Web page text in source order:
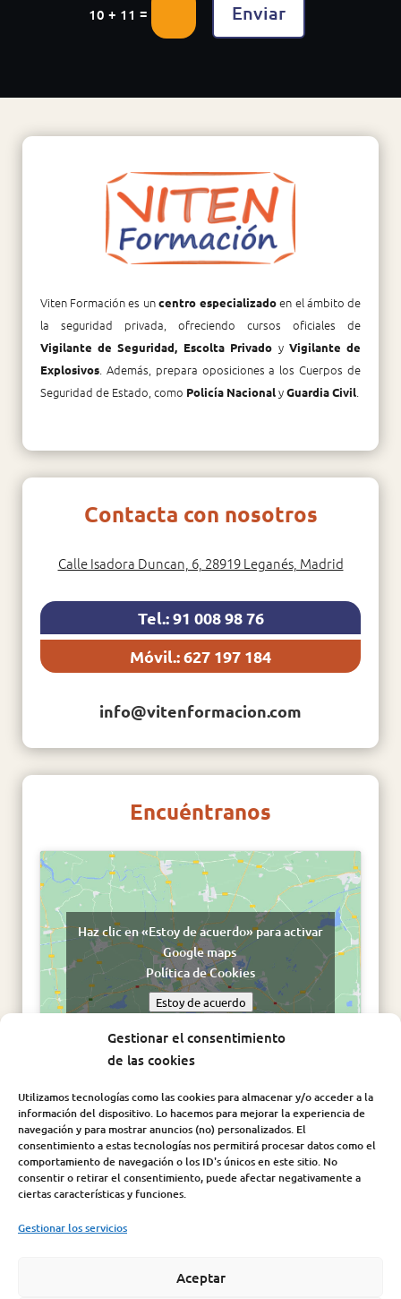
Gestionar el consentimiento
de las cookies
Utilizamos tecnologías como las cookies para almacenar y/o acceder a la
información del dispositivo. Lo hacemos para mejorar la experiencia de
navegación y para mostrar anuncios (no) personalizados. El
consentimiento a estas tecnologías nos permitirá procesar datos como el
comportamiento de navegación o los ID's únicos en este sitio. No
consentir o retirar el consentimiento, puede afectar negativamente a
ciertas características y funciones.
Gestionar los servicios
Aceptar
10 + 11 = Enviar
Viten Formación es uncentro especializadoen el ámbito de
la seguridad privada, ofreciendo cursos oficiales de
Vigilante de Seguridad, Escolta Privado yVigilante de
Explosivos. Además, prepara oposiciones a los Cuerpos de
Seguridad de Estado, como Policía NacionalyGuardia Civil.
Contacta con nosotros
Calle Isadora Duncan, 6, 28919 Leganés, Madrid
Tel.: 91 008 98 76
Móvil.: 627 197 184
info@vitenformacion.com
Encuéntranos
Haz clic en «Estoy de acuerdo» para activar
Google maps
Política de Cookies
Estoy de acuerdo
Síguenos en:
Política de Cookies|